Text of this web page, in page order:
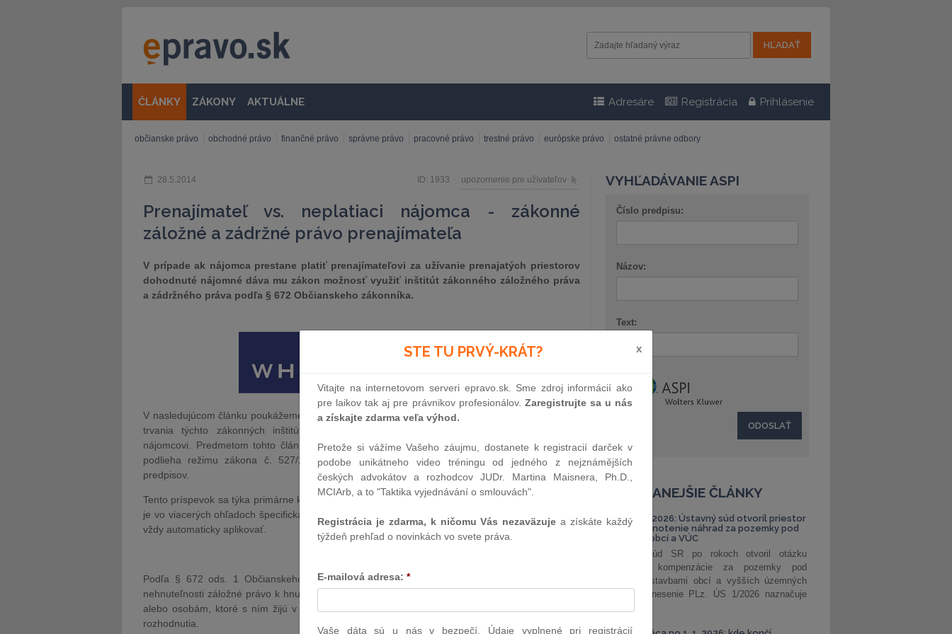
ČLÁNKY ZÁKONY AKTUÁLNE Adresáre Registrácia Prihlásenie
občianske právo obchodné právo finančné právo správne právo pracovné právo trestné právo európske právo ostatné právne odbory
28.5.2014 ID: 1933 upozornenie pre užívateľov
Prenajímateľ vs. neplatiaci nájomca - zákonné
záložné a zádržné právo prenajímateľa
V prípade ak nájomca prestane platiť prenajímateľovi za užívanie prenajatých priestorov
dohodnuté nájomné dáva mu zákon možnosť využiť inštitút zákonného záložného práva
a zádržného práva podľa § 672 Občianskeho zákonníka.
V nasledujúcom článku poukážeme na niektoré dôležité aspekty týkajúce sa podmienok vzniku a
trvania týchto zákonných inštitútov zabezpečenia peňažných nárokov prenajímateľa voči
nájomcovi. Predmetom tohto článku nie je výkon zákonného záložného práva, ktorý zvyčajne
podlieha režimu zákona č. 527/2002 Z. z. o dobrovoľných dražbách, v znení neskorších
predpisov.
Tento príspevok sa týka primárne komerčných nájmov nebytových priestorov. Úprava nájmu bytu
je vo viacerých ohľadoch špecifická, a preto naň závery obsiahnuté v tomto článku nie je možné
vždy automaticky aplikovať.
Podľa § 672 ods. 1 Občianskeho zákonníka, na zabezpečenie nájomného má prenajímateľ
nehnuteľnosti záložné právo k hnuteľným veciam, ktoré sú na prenajatej veci a patria nájomcovi
alebo osobám, ktoré s ním žijú v spoločnej domácnosti, s výnimkou vecí vylúčených z výkonu
rozhodnutia.
VYHĽADÁVANIE ASPI
Číslo predpisu:
Názov:
Text:
NAJČÍTANEJŠIE ČLÁNKY
PLz. ÚS 1/2026: Ústavný súd otvoril priestor
na prehodnotenie náhrad za pozemky pod
stavbami obcí a VÚC
Ústavný súd SR po rokoch otvoril otázku
primeranej kompenzácie za pozemky pod
verejnými stavbami obcí a vyšších územných
celkov. Uznesenie PLz. ÚS 1/2026 naznačuje
odklon od...
STE TU PRVÝ-KRÁT? x
Vitajte na internetovom serveri epravo.sk. Sme zdroj informácií ako
pre laikov tak aj pre právnikov profesionálov. Zaregistrujte sa u nás
a získajte zdarma veľa výhod.
Pretože si vážíme Vašeho záujmu, dostanete k registracií darček v
podobe unikátneho video tréningu od jedného z nejznámějších
českých advokátov a rozhodcov JUDr. Martina Maisnera, Ph.D.,
MCIArb, a to "Taktika vyjednávání o smlouvách".
Registrácia je zdarma, k ničomu Vás nezaväzuje a získáte každý
týždeň prehľad o novinkách vo svete práva.
E-mailová adresa: *
Vaše dáta sú u nás v bezpečí. Údaje vyplnené pri registrácií